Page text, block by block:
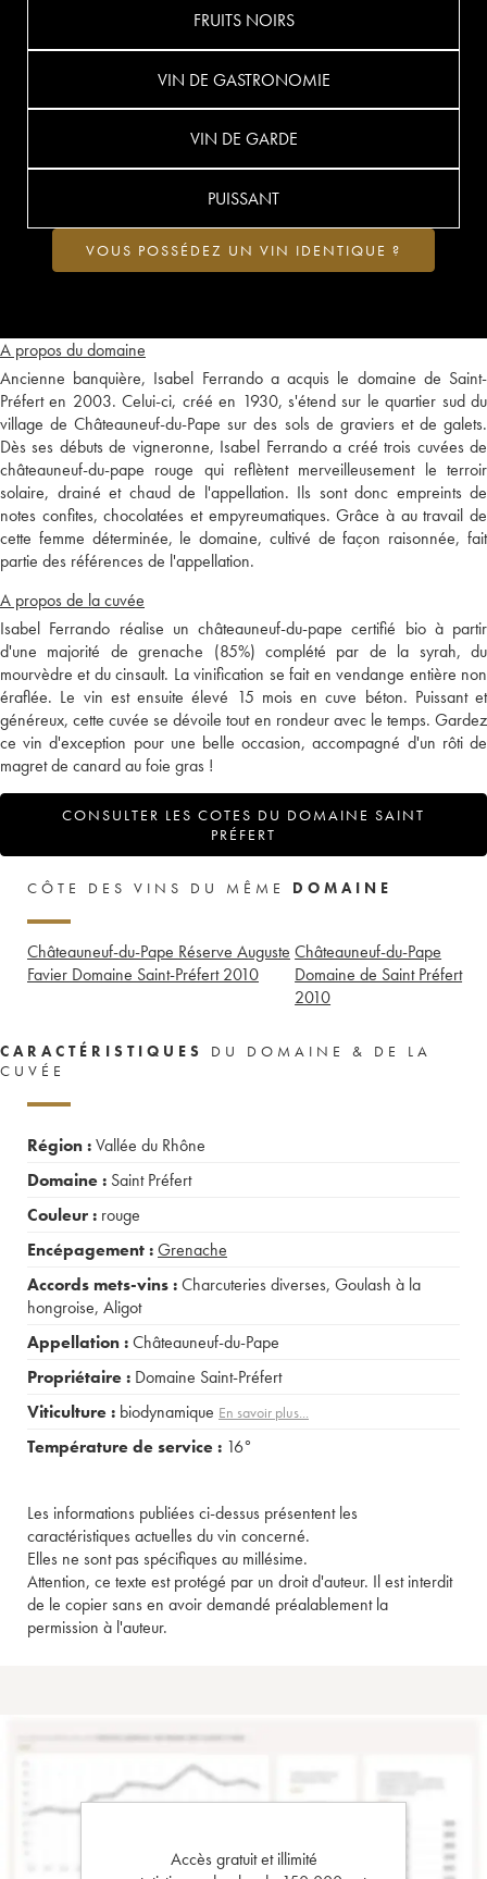
A propos du domaine
Ancienne banquière, Isabel Ferrando a acquis le domaine de Saint-
Préfert en 2003. Celui-ci, créé en 1930, s'étend sur le quartier sud du
village de Châteauneuf-du-Pape sur des sols de graviers et de galets.
Dès ses débuts de vigneronne, Isabel Ferrando a créé trois cuvées de
châteauneuf-du-pape rouge qui reflètent merveilleusement le terroir
solaire, drainé et chaud de l'appellation. Ils sont donc empreints de
notes confites, chocolatées et empyreumatiques. Grâce à au travail de
cette femme déterminée, le domaine, cultivé de façon raisonnée, fait
partie des références de l'appellation.
A propos de la cuvée
Isabel Ferrando réalise un châteauneuf-du-pape certifié bio à partir
d'une majorité de grenache (85%) complété par de la syrah, du
mourvèdre et du cinsault. La vinification se fait en vendange entière non
éraflée. Le vin est ensuite élevé 15 mois en cuve béton. Puissant et
généreux, cette cuvée se dévoile tout en rondeur avec le temps. Gardez
ce vin d'exception pour une belle occasion, accompagné d'un rôti de
magret de canard au foie gras !
CONSULTER LES COTES DU DOMAINE SAINT
PRÉFERT
FRUITS NOIRS
VIN DE GASTRONOMIE
VIN DE GARDE
PUISSANT
VOUS POSSÉDEZ UN VIN IDENTIQUE ?
CÔTE DES VINS DU MÊME DOMAINE
Châteauneuf-du-Pape Réserve Auguste
Favier Domaine Saint-Préfert 2010
Châteauneuf-du-Pape
Domaine de Saint Préfert
2010
CARACTÉRISTIQUES
DU DOMAINE & DE LA
CUVÉE
Région :Vallée du Rhône
Domaine : Saint Préfert
Couleur : rouge
Encépagement :Grenache
Accords mets-vins :Charcuteries diverses, Goulash à la
hongroise, Aligot
Appellation :Châteauneuf-du-Pape
Propriétaire : Domaine Saint-Préfert
Viticulture : biodynamique En savoir plus...
Température de service : 16°
Les informations publiées ci-dessus présentent les
caractéristiques actuelles du vin concerné.
Elles ne sont pas spécifiques au millésime.
Attention, ce texte est protégé par un droit d'auteur. Il est interdit
de le copier sans en avoir demandé préalablement la
permission à l'auteur.
Accès gratuit et illimité